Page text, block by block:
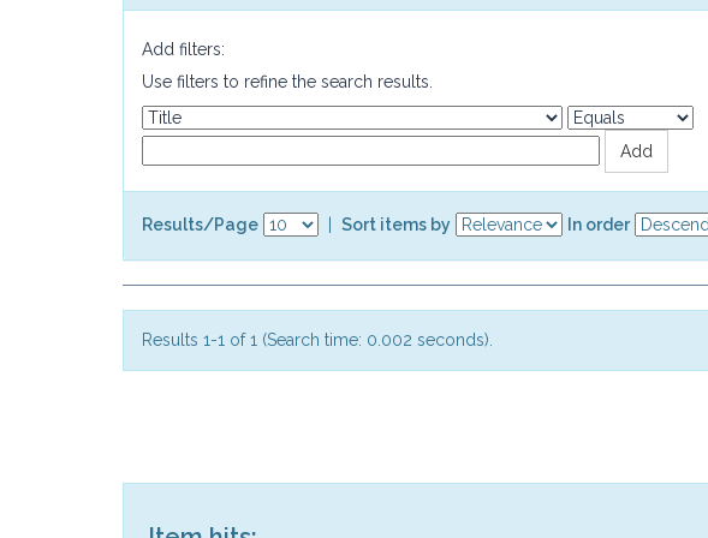
Add filters:
Use filters to refine the search results.
Results/Page Sort items by In order
Results 1-1 of 1 (Search time: 0.002 seconds).